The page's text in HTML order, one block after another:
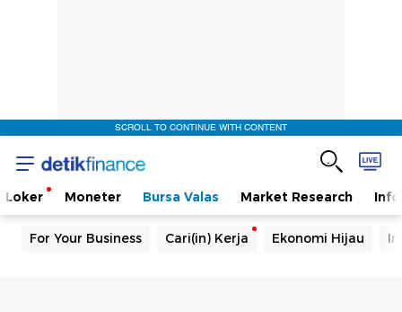
SCROLL TO CONTINUE WITH CONTENT
Loker Moneter Bursa Valas Market Research
For Your Business Cari(in) Kerja Ekonomi Hijau